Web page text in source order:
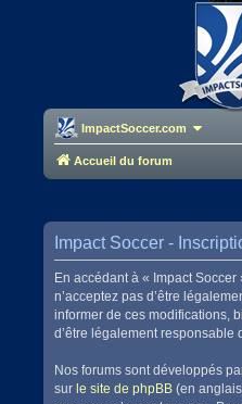
ImpactSoccer.com
Accueil du forum
Impact Soccer -
En accédant à « Impact
n’acceptez pas d’être
informer de ces modifications,
d’être légalement responsable
Nos forums sont développés
surle site de phpBB (en